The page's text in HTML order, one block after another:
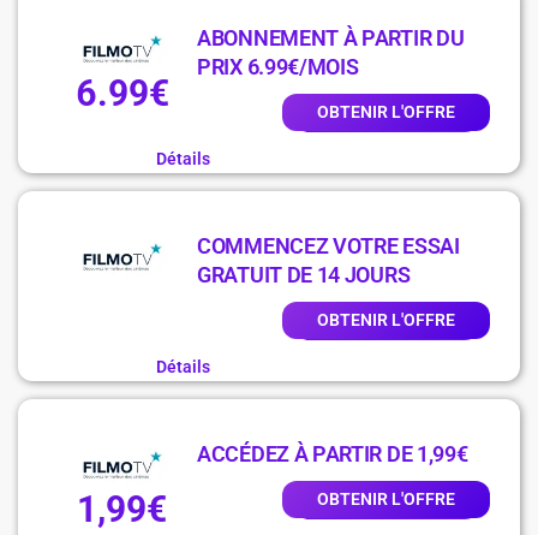
6.99€
ABONNEMENT À PARTIR DU
PRIX 6.99€/MOIS
OBTENIR L'OFFRE
Détails
COMMENCEZ VOTRE ESSAI
GRATUIT DE 14 JOURS
OBTENIR L'OFFRE
Détails
1,99€
ACCÉDEZ À PARTIR DE 1,99€
OBTENIR L'OFFRE